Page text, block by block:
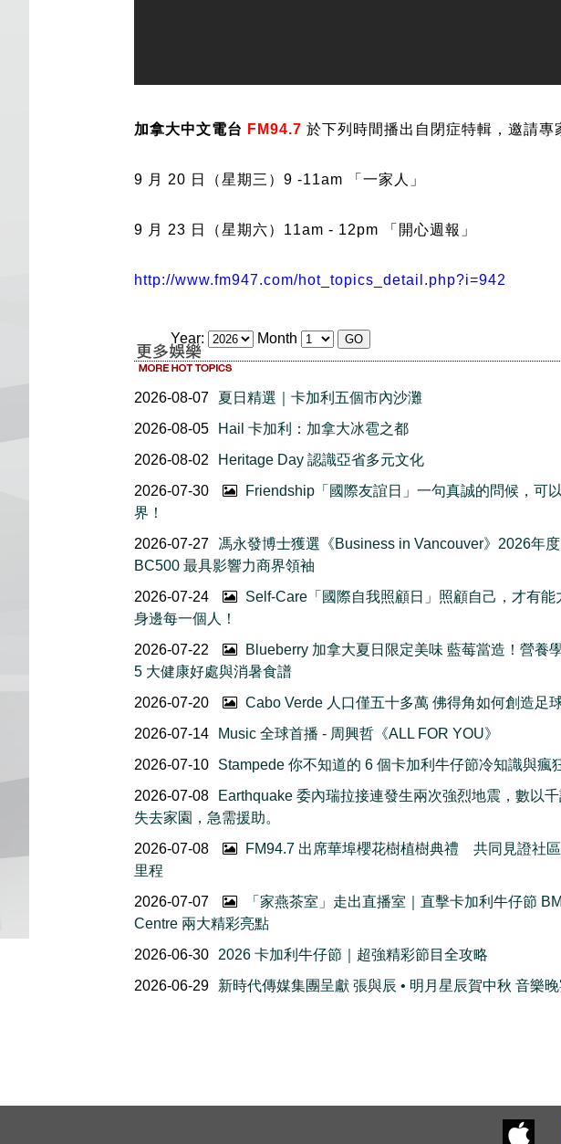
加拿大中文電台 FM94.7 於下列時間播出自閉症特輯，邀請專
9 月 20 日（星期三）9 -11am 「一家人」
9 月 23 日（星期六）11am - 12pm 「開心週報」
http://www.fm947.com/hot_topics_detail.php?i=942
Year: Month
2026-08-07
夏日精選｜卡加利五個市內沙灘
2026-08-05
Hail 卡加利：加拿大冰雹之都
2026-08-02
Heritage Day 認識亞省多元文化
2026-07-30
Friendship「國際友誼日」一句真誠的問候，可
界！
2026-07-27
馮永發博士獲選《Business in Vancouver》2026年度
BC500 最具影響力商界領袖
2026-07-24
Self-Care「國際自我照顧日」照顧自己，才有能
身邊每一個人！
2026-07-22
Blueberry 加拿大夏日限定美味 藍莓當造！營養
5 大健康好處與消暑食譜
2026-07-20
Cabo Verde 人口僅五十多萬 佛得角如何創造足
2026-07-14
Music 全球首播 - 周興哲《ALL FOR YOU》
2026-07-10
Stampede 你不知道的 6 個卡加利牛仔節冷知識與瘋
2026-07-08
Earthquake 委內瑞拉接連發生兩次強烈地震，數以
失去家園，急需援助。
2026-07-08
FM94.7 出席華埠櫻花樹植樹典禮 共同見證社
里程
2026-07-07
「家燕茶室」走出直播室｜直擊卡加利牛仔節
Centre 兩大精彩亮點
2026-06-30
2026 卡加利牛仔節｜超強精彩節目全攻略
2026-06-29
新時代傳媒集團呈獻 張與辰 • 明月星辰賀中秋 音樂